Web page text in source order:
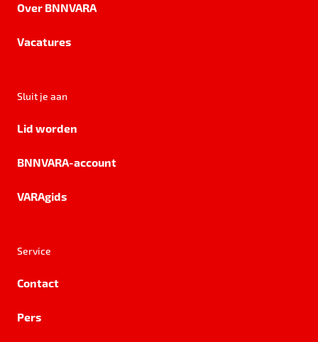
Over BNNVARA
Vacatures
Sluit je aan
Lid worden
BNNVARA-account
VARAgids
Service
Contact
Pers